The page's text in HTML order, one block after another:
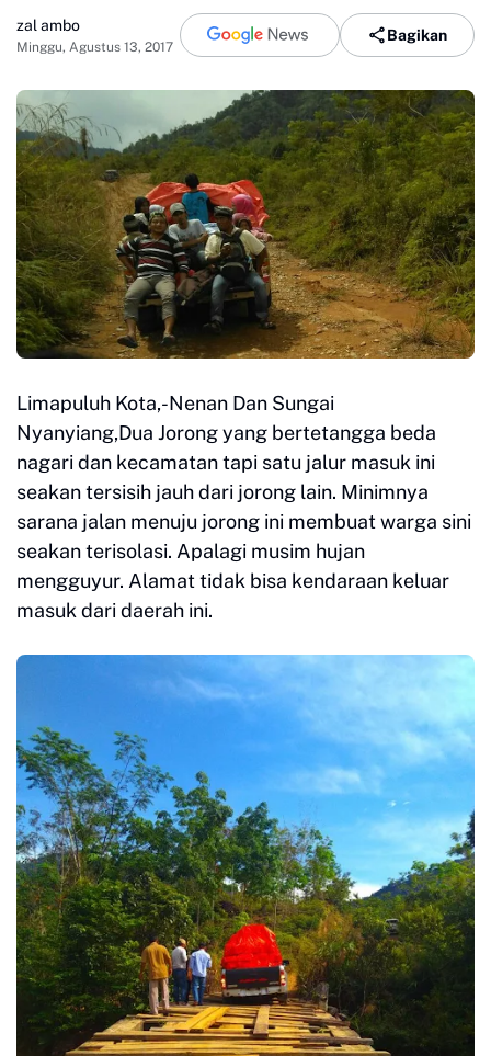
zal ambo
Minggu, Agustus 13, 2017
Bagikan
Limapuluh Kota,-Nenan Dan Sungai
Nyanyiang,Dua Jorong yang bertetangga beda
nagari dan kecamatan tapi satu jalur masuk ini
seakan tersisih jauh dari jorong lain. Minimnya
sarana jalan menuju jorong ini membuat warga sini
seakan terisolasi. Apalagi musim hujan
mengguyur. Alamat tidak bisa kendaraan keluar
masuk dari daerah ini.